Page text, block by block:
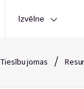
Izvēlne
Tiesību jomas /